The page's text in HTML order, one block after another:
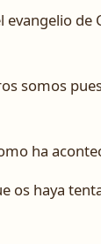
de
somos
ha
os haya